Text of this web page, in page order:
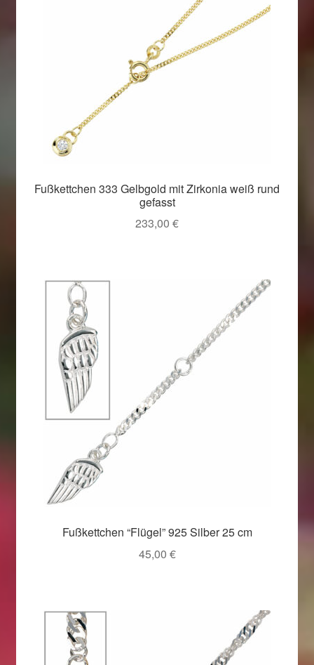
Fußkettchen 333 Gelbgold mit Zirkonia weiß rund
gefasst
233,00 €
Fußkettchen “Flügel” 925 Silber 25 cm
45,00 €